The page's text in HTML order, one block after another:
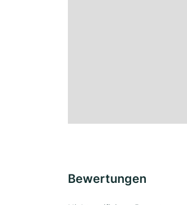
Bewertungen